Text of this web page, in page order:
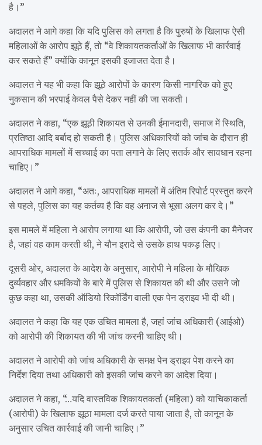
है।”
अदालत ने आगे कहा कि यदि पुलिस को लगता है कि पुरुषों के खिलाफ ऐसी
महिलाओं के आरोप झूठे हैं, तो “वे शिकायतकर्ताओं के खिलाफ भी कार्रवाई
कर सकते हैं” क्योंकि कानून इसकी इजाजत देता है।
अदालत ने यह भी कहा कि झूठे आरोपों के कारण किसी नागरिक को हुए
नुकसान की भरपाई केवल पैसे देकर नहीं की जा सकती।
अदालत ने कहा, “एक झूठी शिकायत से उनकी ईमानदारी, समाज में स्थिति,
प्रतिष्ठा आदि बर्बाद हो सकती है। पुलिस अधिकारियों को जांच के दौरान ही
आपराधिक मामलों में सच्चाई का पता लगाने के लिए सतर्क और सावधान रहना
चाहिए।”
अदालत ने आगे कहा, “अतः, आपराधिक मामलों में अंतिम रिपोर्ट प्रस्तुत करने
से पहले, पुलिस का यह कर्तव्य है कि वह अनाज से भूसा अलग कर दे।”
इस मामले में महिला ने आरोप लगाया था कि आरोपी, जो उस कंपनी का मैनेजर
है, जहां वह काम करती थी, ने यौन इरादे से उसके हाथ पकड़ लिए।
दूसरी ओर, अदालत के आदेश के अनुसार, आरोपी ने महिला के मौखिक
दुर्व्यवहार और धमकियों के बारे में पुलिस से शिकायत की थी और उसने जो
कुछ कहा था, उसकी ऑडियो रिकॉर्डिंग वाली एक पेन ड्राइव भी दी थी।
अदालत ने कहा कि यह एक उचित मामला है, जहां जांच अधिकारी (आईओ)
को आरोपी की शिकायत की भी जांच करनी चाहिए थी।
अदालत ने आरोपी को जांच अधिकारी के समक्ष पेन ड्राइव पेश करने का
निर्देश दिया तथा अधिकारी को इसकी जांच करने का आदेश दिया।
अदालत ने कहा, “…यदि वास्तविक शिकायतकर्ता (महिला) को याचिकाकर्ता
(आरोपी) के खिलाफ झूठा मामला दर्ज करते पाया जाता है, तो कानून के
अनुसार उचित कार्रवाई की जानी चाहिए।”